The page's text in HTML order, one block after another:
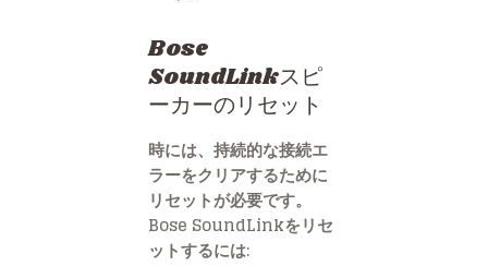
Bose
SoundLinkスピ
ーカーのリセット
時には、持続的な接続エ
ラーをクリアするために
リセットが必要です。
Bose SoundLinkをリセ
ットするには: